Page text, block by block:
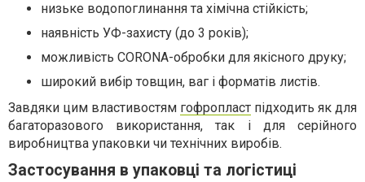
низьке водопоглинання та хімічна стійкість;
наявність УФ-захисту (до 3 років);
можливість CORONA-обробки для якісного друку;
широкий вибір товщин, ваг і форматів листів.
Завдяки цим властивостям гофропласт підходить як для
багаторазового використання, так і для серійного
виробництва упаковки чи технічних виробів.
Застосування в упаковці та логістиці